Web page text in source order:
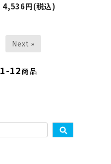
4,536円(税込)
Next »
1-12商品